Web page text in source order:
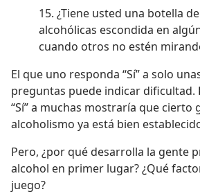
15. ¿Tiene usted una botella
alcohólicas escondida en
cuando otros no estén
El que uno responda “Sí” a solo
preguntas puede indicar dificultad.
“Sí” a muchas mostraría que cierto
alcoholismo ya está bien
Pero, ¿por qué desarrolla la gente
alcohol en primer lugar? ¿Qué
juego?